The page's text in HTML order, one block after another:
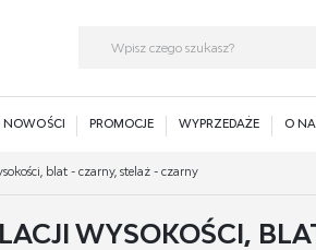
NOWOŚCI PROMOCJE WYPRZEDAŻE O
blat - czarny, stelaż - czarny
WYSOKOŚCI,